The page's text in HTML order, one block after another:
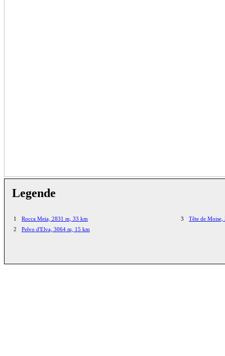
Legende
1
Rocca Meia, 2831 m, 33 km
2
Pelvo d'Elva, 3064 m, 15 km
3 Tête de